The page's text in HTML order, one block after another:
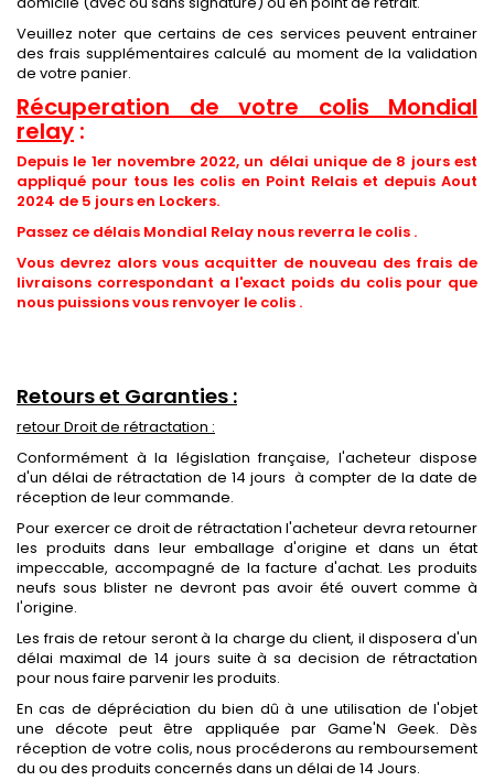
Veuillez noter que certains de ces services peuvent entrainer
des frais supplémentaires calculé au moment de la validation
de votre panier.
Récuperation de votre colis Mondial
relay :
Depuis le 1er novembre 2022, un délai unique de 8 jours est
appliqué pour tous les colis en Point Relais et depuis Aout
2024 de 5 jours en Lockers.
Passez ce délais Mondial Relay nous reverra le colis .
Vous devrez alors vous acquitter de nouveau des frais de
livraisons correspondant a l'exact poids du colis pour que
nous puissions vous renvoyer le colis .
Retours et Garanties :
retour Droit de rétractation :
Conformément à la législation française, l'acheteur dispose
d'un délai de rétractation de 14 jours à compter de la date de
réception de leur commande.
Pour exercer ce droit de rétractation l'acheteur devra retourner
les produits dans leur emballage d'origine et dans un état
impeccable, accompagné de la facture d'achat. Les produits
neufs sous blister ne devront pas avoir été ouvert comme à
l'origine.
Les frais de retour seront à la charge du client, il disposera d'un
délai maximal de 14 jours suite à sa decision de rétractation
pour nous faire parvenir les produits.
En cas de dépréciation du bien dû à une utilisation de l'objet
une décote peut être appliquée par Game'N Geek. Dès
réception de votre colis, nous procéderons au remboursement
du ou des produits concernés dans un délai de 14 Jours.